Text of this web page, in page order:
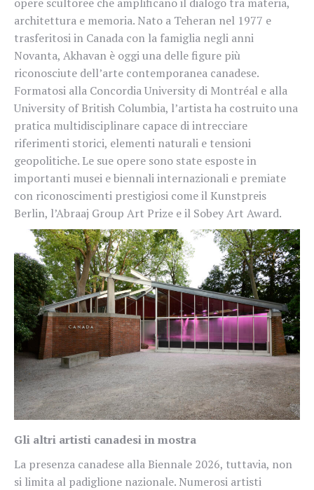
architettura e memoria. Nato a Teheran nel 1977 e
trasferitosi in Canada con la famiglia negli anni
Novanta, Akhavan è oggi una delle figure più
riconosciute dell’arte contemporanea canadese.
Formatosi alla Concordia University di Montréal e alla
University of British Columbia, l’artista ha costruito una
pratica multidisciplinare capace di intrecciare
riferimenti storici, elementi naturali e tensioni
geopolitiche. Le sue opere sono state esposte in
importanti musei e biennali internazionali e premiate
con riconoscimenti prestigiosi come il Kunstpreis
Berlin, l’Abraaj Group Art Prize e il Sobey Art Award.
Gli altri artisti canadesi in mostra
La presenza canadese alla Biennale 2026, tuttavia, non
si limita al padiglione nazionale. Numerosi artisti